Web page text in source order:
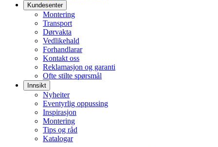
Kundesenter
Montering
Transport
Dørvakta
Vedlikehald
Forhandlarar
Kontakt oss
Reklamasjon og garanti
Ofte stilte spørsmål
Innsikt
Nyheiter
Eventyrlig oppussing
Inspirasjon
Montering
Tips og råd
Katalogar